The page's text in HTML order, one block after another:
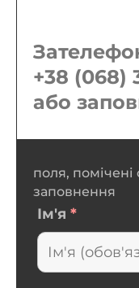
+38 (068)
або
поля,
заповнення
Ім'я *